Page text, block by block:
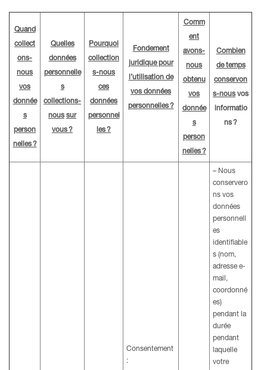
Quand
collect
ons-
nous
vos
donnée
s
person
nelles ?
Quelles
données
personnelle
s
collections-
nous sur
vous ?
Pourquoi
collection
s-nous
ces
données
personnel
les ?
Fondement
juridique pour
l’utilisation de
vos données
personnelles ?
Comm
ent
avons-
nous
obtenu
vos
donnée
s
person
nelles ?
Combien
de temps
conservon
s-nous vos
informatio
ns ?
Consentement
:
– Nous
conservero
ns vos
données
personnell
es
identifiable
s (nom,
adresse e-
mail,
coordonné
es)
pendant la
durée
pendant
laquelle
votre